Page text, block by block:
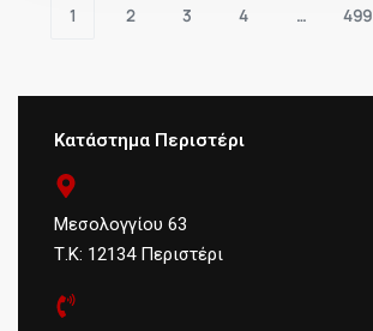
1 2 3 4 … 499
Κατάστημα Περιστέρι
Μεσολογγίου 63
Τ.Κ: 12134 Περιστέρι